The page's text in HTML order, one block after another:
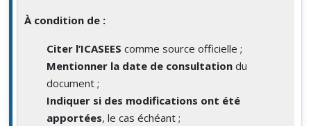
À condition de :
Citer l’ICASEES comme source officielle ;
Mentionner la date de consultation du
document ;
Indiquer si des modifications ont été
apportées, le cas échéant ;